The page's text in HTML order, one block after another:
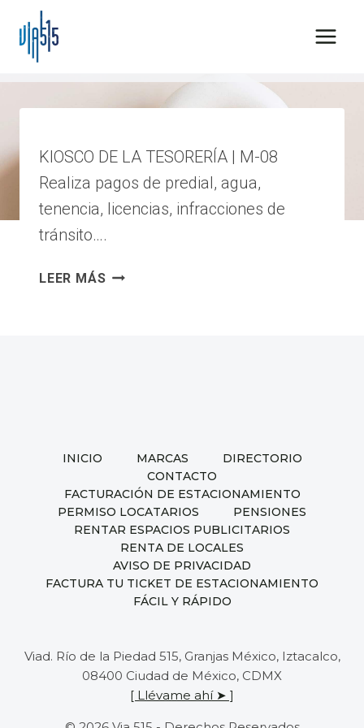
Saltar
contenido
licencias
KIOSCO DE LA TESORERÍA | M-08
Realiza pagos de predial, agua,
tenencia, licencias, infracciones de
tránsito….
LEER MÁS KIOSCO
INICIO MARCAS
DIRECTORIO
CONTACTO
FACTURACIÓN DE ESTACIONAMIENTO
PERMISO LOCATARIOS
PENSIONES
RENTAR ESPACIOS PUBLICITARIOS
RENTA DE LOCALES
AVISO DE PRIVACIDAD
FACTURA TU TICKET DE ESTACIONAMIENTO
FÁCIL Y RÁPIDO
Viad. Río de la Piedad 515, Granjas México, Iztacalco,
08400 Ciudad de México, CDMX
[ Llévame ahí ➤ ]